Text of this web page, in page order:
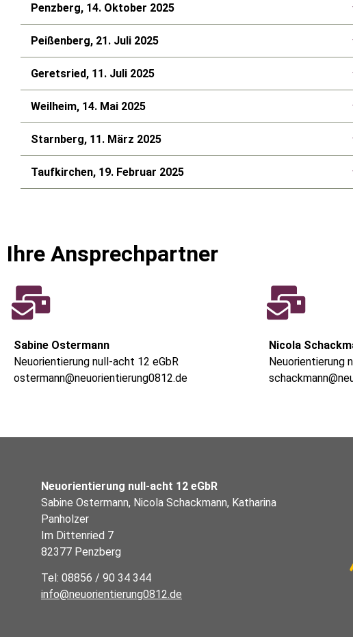
Penzberg, 14. Oktober 2025
Peißenberg, 21. Juli 2025
Geretsried, 11. Juli 2025
Weilheim, 14. Mai 2025
Starnberg, 11. März 2025
Taufkirchen, 19. Februar 2025
Ihre Ansprechpartner
Sabine Ostermann
Neuorientierung null-acht 12 eGbR
ostermann@neuorientierung0812.de
Nicola
Neuorientierung
Neuorientierung null-acht 12 eGbR
Sabine Ostermann, Nicola Schackmann, Katharina
Panholzer
Im Dittenried 7
82377 Penzberg
Tel: 08856 / 90 34 344
info@neuorientierung0812.de